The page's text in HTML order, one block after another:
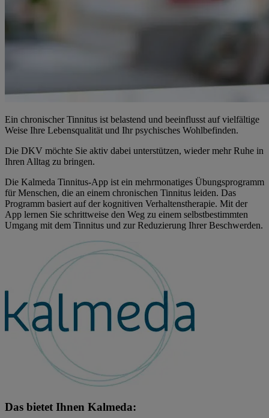
Ein chronischer Tinnitus ist belastend und beeinflusst auf vielfältige
Weise Ihre Lebensqualität und Ihr psychisches Wohlbefinden.
Die DKV möchte Sie aktiv dabei unterstützen, wieder mehr Ruhe in
Ihren Alltag zu bringen.
Die Kalmeda Tinnitus-App ist ein mehrmonatiges Übungsprogramm
für Menschen, die an einem chronischen Tinnitus leiden. Das
Programm basiert auf der kognitiven Verhaltenstherapie. Mit der
App lernen Sie schrittweise den Weg zu einem selbstbestimmten
Umgang mit dem Tinnitus und zur Reduzierung Ihrer Beschwerden.
Das bietet Ihnen Kalmeda: